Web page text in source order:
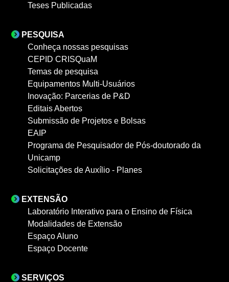
Teses Publicadas
PESQUISA
Conheça nossas pesquisas
CEPID CRISQuaM
Temas de pesquisa
Equipamentos Multi-Usuários
Inovação: Parcerias de P&D
Editais Abertos
Submissão de Projetos e Bolsas
EAIP
Programa de Pesquisador de Pós-doutorado da
Unicamp
Solicitações de Auxílio - Planes
EXTENSÃO
Laboratório Interativo para o Ensino de Física
Modalidades de Extensão
Espaço Aluno
Espaço Docente
SERVIÇOS